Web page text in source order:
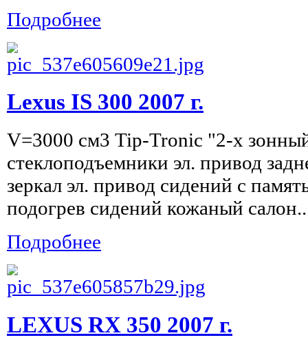
Подробнее
Lexus IS 300 2007 г.
V=3000 см3 Tip-Tronic "2-х
стеклоподъемники эл. привод
зеркал эл. привод сидений с
подогрев сидений кожаный
Подробнее
LEXUS RX 350 2007 г.